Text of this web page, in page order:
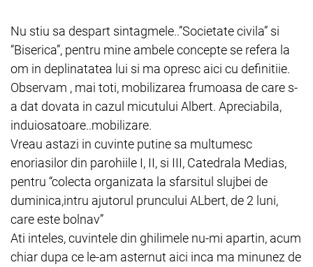
Nu stiu sa despart sintagmele..”Societate civila” si
“Biserica”, pentru mine ambele concepte se refera la
om in deplinatatea lui si ma opresc aici cu definitiie.
Observam , mai toti, mobilizarea frumoasa de care s-
a dat dovata in cazul micutului Albert. Apreciabila,
induiosatoare..mobilizare.
Vreau astazi in cuvinte putine sa multumesc
enoriasilor din parohiile I, II, si III, Catedrala Medias,
pentru “colecta organizata la sfarsitul slujbei de
duminica,intru ajutorul pruncului ALbert, de 2 luni,
care este bolnav”
Ati inteles, cuvintele din ghilimele nu-mi apartin, acum
chiar dupa ce le-am asternut aici inca ma minunez de